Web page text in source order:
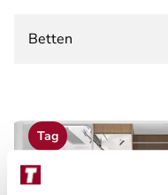
Betten
Tag